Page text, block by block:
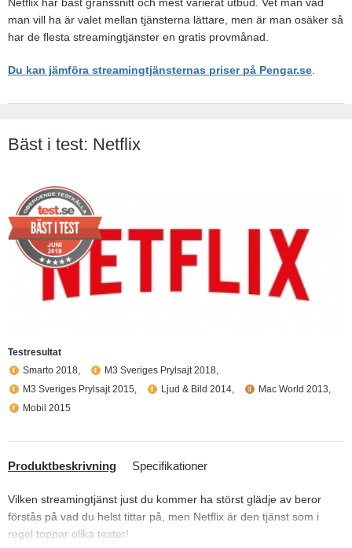
man vill ha är valet mellan tjänsterna lättare, men är man osäker så
har de flesta streamingtjänster en gratis provmånad.
Du kan jämföra streamingtjänsternas priser på Pengar.se
Bäst i test: Netflix
Testresultat
Smarto 2018,
M3 Sveriges Prylsajt 2018,
M3 Sveriges Prylsajt 2015,
Ljud & Bild 2014,
Mac World 2013,
Mobil 2015
Produktbeskrivning Specifikationer
Vilken streamingtjänst just du kommer ha störst glädje av beror
förstås på vad du helst tittar på, men Netflix är den tjänst som i
regel toppar olika tester!